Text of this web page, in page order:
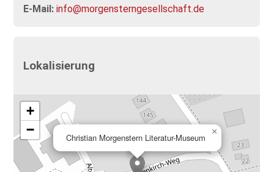
E-Mail: info@morgensterngesellschaft.de
Lokalisierung
Christian Morgenstern Literatur-Museum
×
+
−